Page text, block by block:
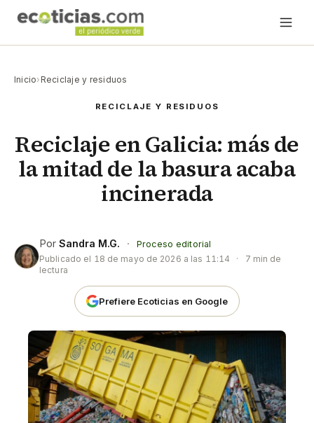
Inicio› Reciclaje y residuos
RECICLAJE Y RESIDUOS
Reciclaje en Galicia: más de
la mitad de la basura acaba
incinerada
Por Sandra M.G. ·
Proceso editorial
Publicado el 18 de mayo de 2026 a las 11:14 ·
7 min de
lectura
Prefiere Ecoticias en Google